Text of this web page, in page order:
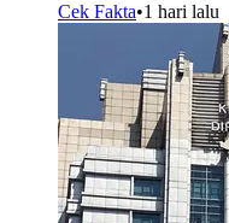
Cek Fakta•1 hari lalu